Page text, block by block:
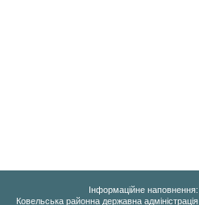
Інформаційне наповнення:
Ковельська районна державна адміністрація